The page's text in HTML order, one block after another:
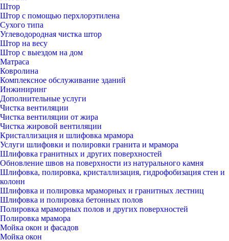
Штор
Штор с помощью перхлорэтилена
Сухого типа
Углеводородная чистка штор
Штор на весу
Штор с выездом на дом
Матраса
Ковролина
Комплексное обслуживание зданий
Инжиниринг
Дополнительные услуги
Чистка вентиляции
Чистка вентиляции от жира
Чистка жировой вентиляции
Кристаллизация и шлифовка мрамора
Услуги шлифовки и полировки гранита и мрамора
Шлифовка гранитных и других поверхностей
Обновление швов на поверхности из натурального камня
Шлифовка, полировка, кристаллизация, гидрофобизация стен и
колонн
Шлифовка и полировка мраморных и гранитных лестниц
Шлифовка и полировка бетонных полов
Полировка мраморных полов и других поверхностей
Полировка мрамора
Мойка окон и фасадов
Мойка окон